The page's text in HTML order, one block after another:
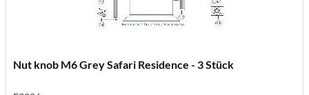
Nut knob M6 Grey Safari Residence - 3 Stück